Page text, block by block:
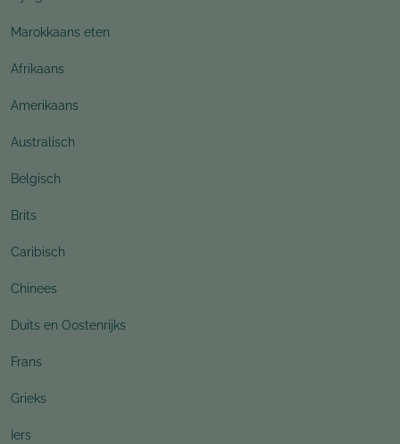
Marokkaans eten
Afrikaans
Amerikaans
Australisch
Belgisch
Brits
Caribisch
Chinees
Duits en Oostenrijks
Frans
Grieks
Iers